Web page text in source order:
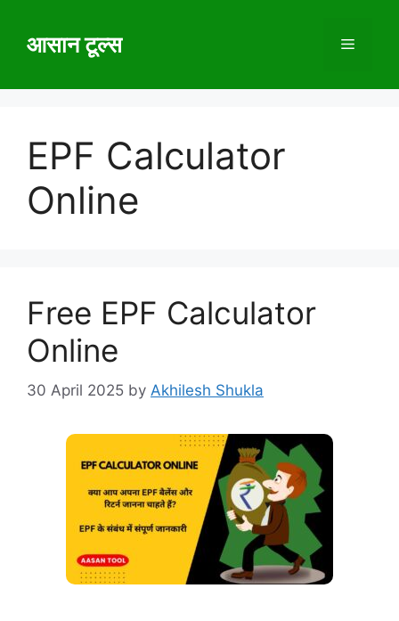
contentआसान टूल्स Menu
EPF Calculator
Online
Free EPF Calculator
Online
30 April 2025 by Akhilesh Shukla